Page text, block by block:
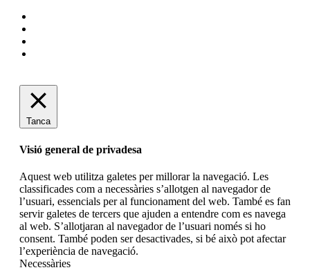
Tanca
Visió general de privadesa
Aquest web utilitza galetes per millorar la navegació. Les
classificades com a necessàries s’allotgen al navegador de
l’usuari, essencials per al funcionament del web. També es fan
servir galetes de tercers que ajuden a entendre com es navega
al web. S’allotjaran al navegador de l’usuari només si ho
consent. També poden ser desactivades, si bé això pot afectar
l’experiència de navegació.
Necessàries